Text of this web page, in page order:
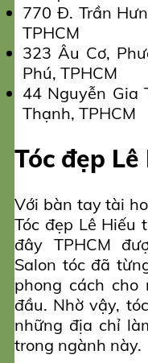
770 Đ. Trần
TPHCM
323 Âu Cơ,
Phú, TPHCM
44 Nguyễn Gia
Thạnh, TPHCM
Tóc đẹp Lê
Với bàn tay tài
Tóc đẹp Lê Hiếu
đây TPHCM
Salon tóc đã
phong cách
đầu. Nhờ vậy,
những địa chỉ
trong ngành này.